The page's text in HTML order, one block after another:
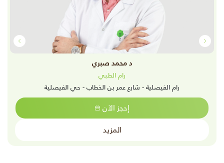
د محمد صبري
رام الطبي
رام الفيصلية - شارع عمر بن الخطاب - حي الفيصلية
إحجز الآن
المزيد